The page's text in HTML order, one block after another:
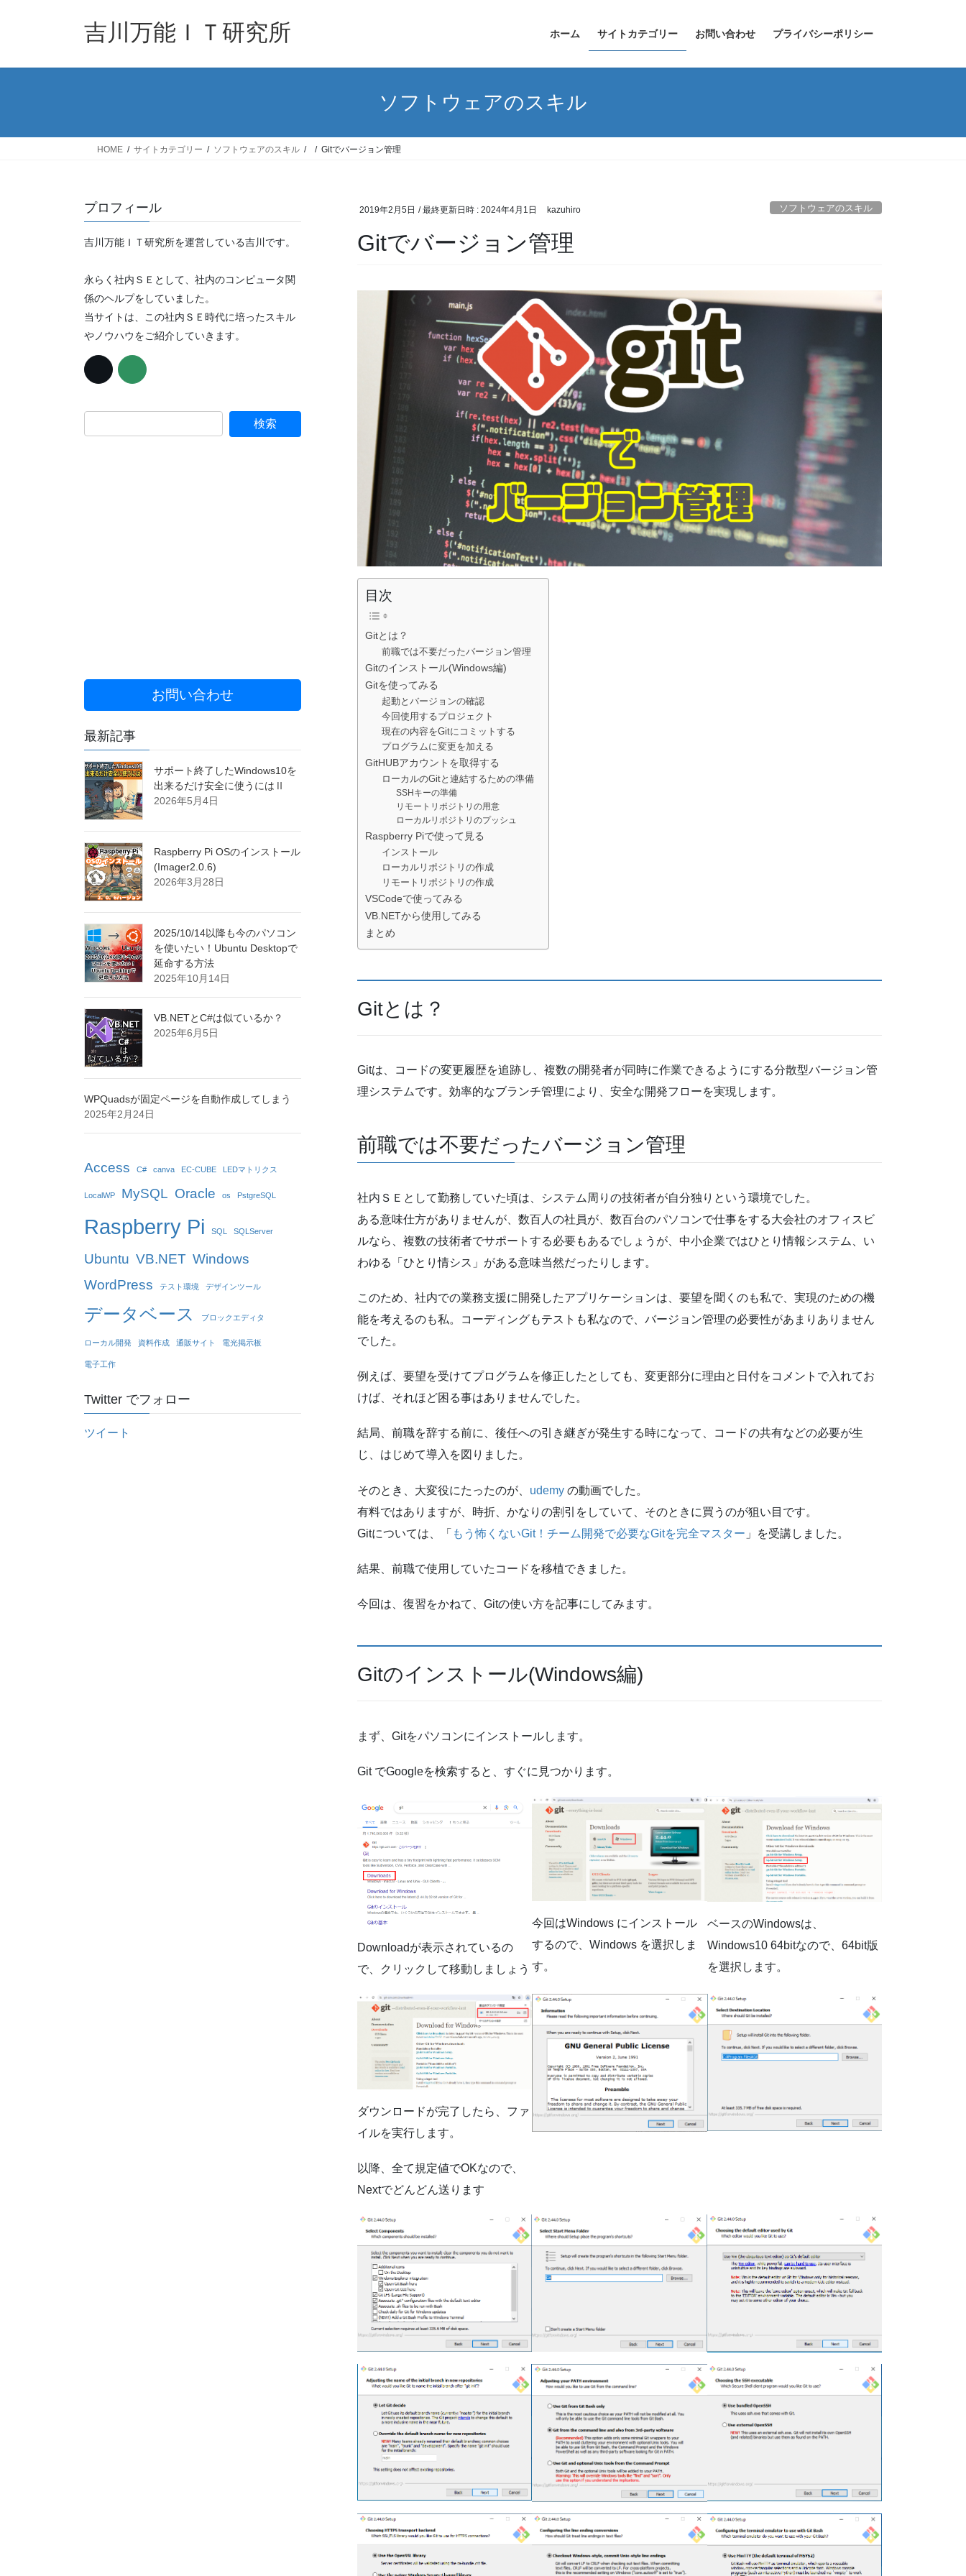
吉川万能ＩＴ研究所 ホーム サイトカテゴリー お問い合わせ プライバシーポリシー
ソフトウェアのスキル
HOME サイトカテゴリー ソフトウェアのスキル Gitでバージョン管理
2019年2月5日 / 最終更新日時 : 2024年4月1日 kazuhiro ソフトウェアのスキル
Gitでバージョン管理
目次
Gitとは？
前職では不要だったバージョン管理
Gitのインストール(Windows編)
Gitを使ってみる
起動とバージョンの確認
今回使用するプロジェクト
現在の内容をGitにコミットする
プログラムに変更を加える
GitHUBアカウントを取得する
ローカルのGitと連結するための準備
SSHキーの準備
リモートリポジトリの用意
ローカルリポジトリのプッシュ
Raspberry Piで使って見る
インストール
ローカルリポジトリの作成
リモートリポジトリの作成
VSCodeで使ってみる
VB.NETから使用してみる
まとめ
Gitとは？
Gitは、コードの変更履歴を追跡し、複数の開発者が同時に作業できるようにする分散型バージョン管
理システムです。効率的なブランチ管理により、安全な開発フローを実現します。
前職では不要だったバージョン管理
社内ＳＥとして勤務していた頃は、システム周りの技術者が自分独りという環境でした。
ある意味仕方がありませんが、数百人の社員が、数百台のパソコンで仕事をする大会社のオフィスビ
ルなら、複数の技術者でサポートする必要もあるでしょうが、中小企業ではひとり情報システム、い
わゆる「ひとり情シス」がある意味当然だったりします。
このため、社内での業務支援に開発したアプリケーションは、要望を聞くのも私で、実現のための機
能を考えるのも私。コーディングもテストも私なので、バージョン管理の必要性があまりありません
でした。
例えば、要望を受けてプログラムを修正したとしても、変更部分に理由と日付をコメントで入れてお
けば、それほど困る事はありませんでした。
結局、前職を辞する前に、後任への引き継ぎが発生する時になって、コードの共有などの必要が生
じ、はじめて導入を図りました。
そのとき、大変役にたったのが、 udemy の動画でした。
有料ではありますが、時折、かなりの割引をしていて、そのときに買うのが狙い目です。
Gitについては、「 もう怖くないGit！チーム開発で必要なGitを完全マスター 」を受講しました。
結果、前職で使用していたコードを移植できました。
今回は、復習をかねて、Gitの使い方を記事にしてみます。
Gitのインストール(Windows編)
まず、Gitをパソコンにインストールします。
Git でGoogleを検索すると、すぐに見つかります。
Downloadが表示されているの
で、クリックして移動しましょう
今回はWindows にインストール
するので、Windows を選択しま
す。
ベースのWindowsは、
Windows10 64bitなので、64bit版
を選択します。
ダウンロードが完了したら、ファ
イルを実行します。
以降、全て規定値でOKなので、
Nextでどんどん送ります
プロフィール
吉川万能ＩＴ研究所を運営している吉川です。
永らく社内ＳＥとして、社内のコンピュータ関
係のヘルプをしていました。
当サイトは、この社内ＳＥ時代に培ったスキル
やノウハウをご紹介していきます。
お問い合わせ
最新記事
サポート終了したWindows10を
出来るだけ安全に使うにはⅡ
2026年5月4日
Raspberry Pi OSのインストール
(Imager2.0.6)
2026年3月28日
2025/10/14以降も今のパソコン
を使いたい！Ubuntu Desktopで
延命する方法
2025年10月14日
VB.NETとC#は似ているか？
2025年6月5日
WPQuadsが固定ページを自動作成してしまう
2025年2月24日
Access C# canva EC-CUBE LEDマトリクス
LocalWP MySQL Oracle os PstgreSQL
Raspberry Pi SQL SQLServer
Ubuntu VB.NET Windows
WordPress
テスト環境 デザインツール
データベース ブロックエディタ
ローカル開発 資料作成 通販サイト 電光掲示板
電子工作
Twitter でフォロー
ツイート